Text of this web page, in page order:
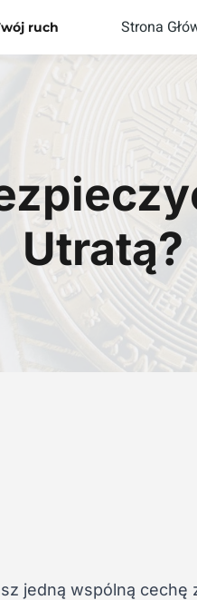
ruch Strona
jedną wspólną cechę